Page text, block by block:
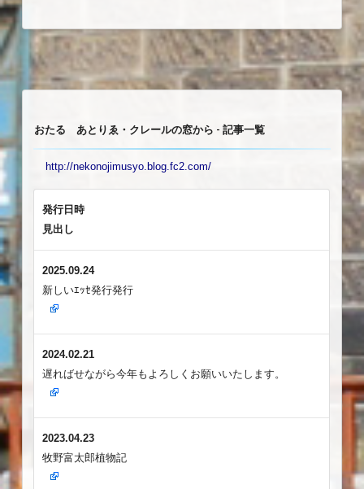
おたる あとりゑ・クレールの窓から - 記事一覧
http://nekonojimusyo.blog.fc2.com/
発行日時
見出し
2025.09.24
新しいｴｯｾ発行発行
2024.02.21
遅ればせながら今年もよろしくお願いいたします。
2023.04.23
牧野富太郎植物記